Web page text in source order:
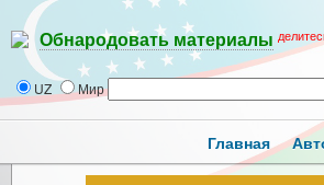
Обнародовать материалы
UZ Мир
Главная